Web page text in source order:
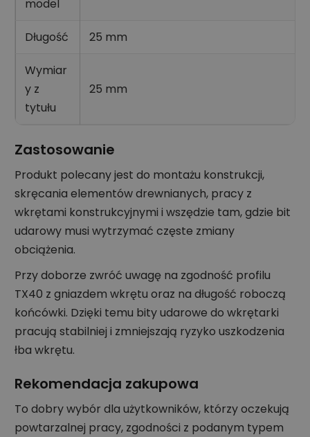
model
Długość 25 mm
Wymiar
y z
tytułu
25 mm
Zastosowanie
Produkt polecany jest do montażu konstrukcji,
skręcania elementów drewnianych, pracy z
wkrętami konstrukcyjnymi i wszędzie tam, gdzie bit
udarowy musi wytrzymać częste zmiany
obciążenia.
Przy doborze zwróć uwagę na zgodność profilu
TX40 z gniazdem wkrętu oraz na długość roboczą
końcówki. Dzięki temu bity udarowe do wkrętarki
pracują stabilniej i zmniejszają ryzyko uszkodzenia
łba wkrętu.
Rekomendacja zakupowa
To dobry wybór dla użytkowników, którzy oczekują
powtarzalnej pracy, zgodności z podanym typem